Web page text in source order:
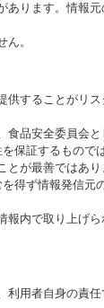
ります。情報
。
することがリ
品安全委員会
保証するもので
が最善ではあ
得ず情報発信元
内で取り上げら
用者自身の責